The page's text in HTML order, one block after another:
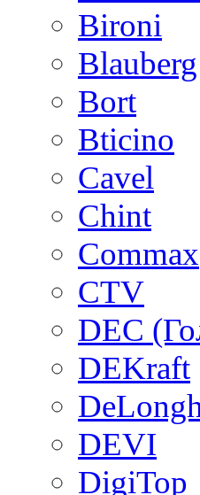
Bironi
Blauberg
Bort
Bticino
Cavel
Chint
Commax
CTV
DEC
DEKraft
DEVI
DigiTop